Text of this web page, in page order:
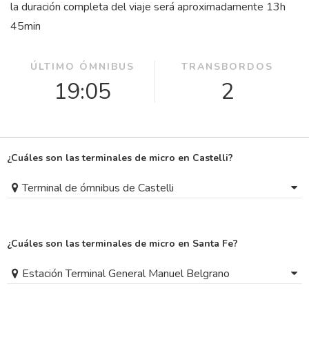
la duración completa del viaje será aproximadamente 13h
45min
ÚLTIMO ÓMNIBUS
19:05
TRANSBORDOS
2
¿Cuáles son las terminales de micro en Castelli?
Terminal de ómnibus de Castelli
¿Cuáles son las terminales de micro en Santa Fe?
Estación Terminal General Manuel Belgrano